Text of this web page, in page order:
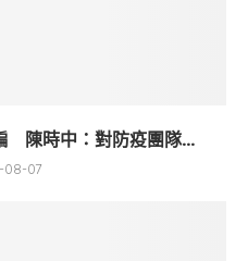
陳時中：對防疫團隊...
08-07